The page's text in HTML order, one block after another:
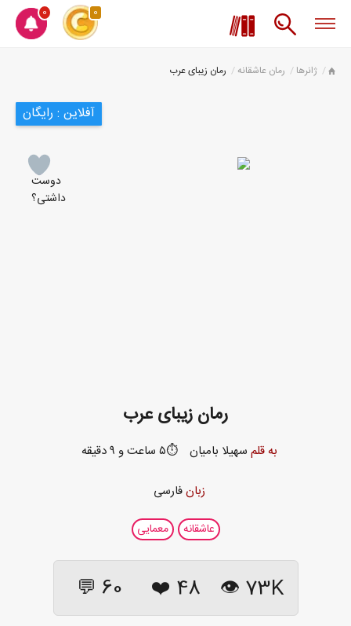
0 0
ژانرها رمان عاشقانه رمان زیبای عرب
آفلاین : رایگان
دوست
داشتی؟
رمان زیبای عرب
به قلم سهیلا بامیان ⏱️۵ ساعت و ۹ دقیقه
زبانفارسی
عاشقانه معمایی
73K 👁
48
❤️
60 💬